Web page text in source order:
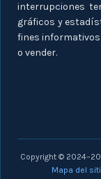
interrupciones
gráficos y
fines
o vender.
Copyright ©
Mapa del